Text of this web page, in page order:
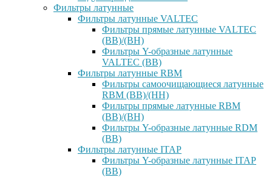
Фильтры латунные
Фильтры латунные VALTEC
Фильтры прямые латунные VALTEC
(ВВ)/(ВН)
Фильтры Y-образные латунные
VALTEC (ВВ)
Фильтры латунные RBM
Фильтры самоочищающиеся латунные
RBM (ВВ)/(НН)
Фильтры прямые латунные RBM
(ВВ)/(ВН)
Фильтры Y-образные латунные RDM
(ВВ)
Фильтры латунные ITAP
Фильтры Y-образные латунные ITAP
(ВВ)